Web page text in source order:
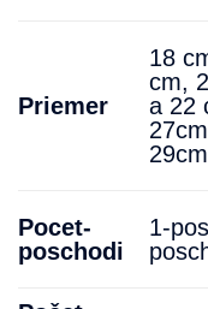
Priemer
18
cm,
a 22
Pocet-
poschodi
1-